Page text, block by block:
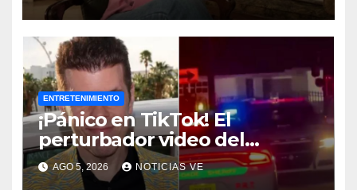
ENTRETENIMIENTO
¡Pánico en TikTok! El
perturbador video del
famoso influencer Perez
Hilton que obligó a sus fans a
AGO 5, 2026 NOTICIAS VE